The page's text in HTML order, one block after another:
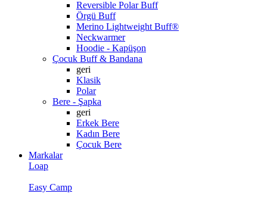
Reversible Polar Buff
Örgü Buff
Merino Lightweight Buff®
Neckwarmer
Hoodie - Kapüşon
Çocuk Buff & Bandana
geri
Klasik
Polar
Bere - Şapka
geri
Erkek Bere
Kadın Bere
Çocuk Bere
Markalar
Loap
Easy Camp